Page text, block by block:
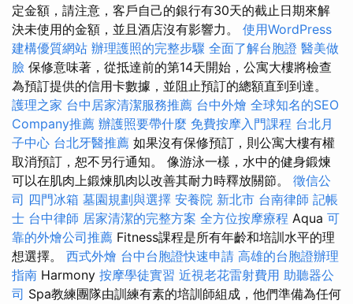
定金額，請注意，客戶自己的銀行有30天的截止日期來解
決未使用的金額，並且酒店沒有影響力。 使用WordPress
建構優質網站 辦理護照的完整步驟 全面了解台胞證 醫美做
臉 保修意味著，從抵達前的第14天開始，公寓大樓將檢查
為預訂提供的信用卡數據，並阻止預訂的總額直到到達。
護理之家 台中居家清潔服務推薦 台中外燴 全球知名的SEO
Company推薦 辦護照要帶什麼 免費按摩入門課程 台北月
子中心 台北牙醫推薦 如果沒有保修預訂，則公寓大樓有權
取消預訂，恕不另行通知。 像游泳一樣，水中的健身鍛煉
可以在肌肉上鍛煉肌肉以改善其耐力時釋放關節。 徵信公
司 四門冰箱 墓園規劃與選擇 安養院 新北市 台南律師 記帳
士 台中律師 居家清潔的完整方案 全方位按摩療程 Aqua 可
靠的外燴公司推薦 Fitness課程是所有年齡和培訓水平的理
想選擇。 西式外燴 台中台胞證快速申請 高雄的台胞證辦理
指南 Harmony 按摩學徒實習 近視老花雷射費用 助聽器公
司 Spa教練團隊由訓練有素的培訓師組成，他們準備為任何